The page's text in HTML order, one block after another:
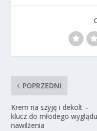
POPRZEDNI
Krem na szyję i dekolt –
klucz do młodego
nawilżenia